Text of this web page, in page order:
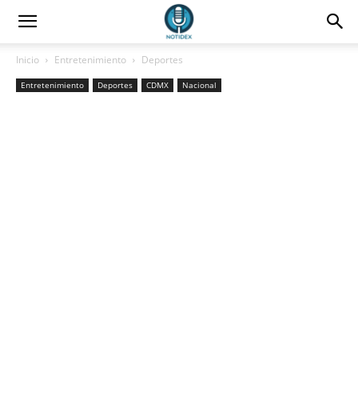
Inicio Entretenimiento Deportes
Entretenimiento Deportes CDMX Nacional